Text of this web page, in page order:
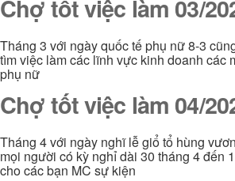
Chợ tốt việc làm 03/
Tháng 3 với ngày quốc tế phụ nữ 8-3
tìm việc làm các lĩnh vực kinh doanh các
phụ nữ
Chợ tốt việc làm 04/
Tháng 4 với ngày nghĩ lễ giổ tổ hùng
mọi người có kỳ nghỉ dài 30 tháng 4 đến
cho các bạn MC sự kiện